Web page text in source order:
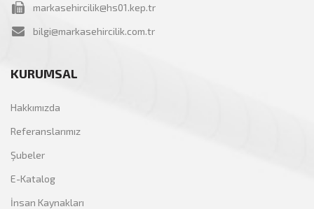
markasehircilik@hs01.kep.tr
bilgi@markasehircilik.com.tr
KURUMSAL
Hakkımızda
Referanslarımız
Şubeler
E-Katalog
İnsan Kaynakları